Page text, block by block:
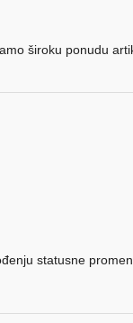
široku ponudu
statusne